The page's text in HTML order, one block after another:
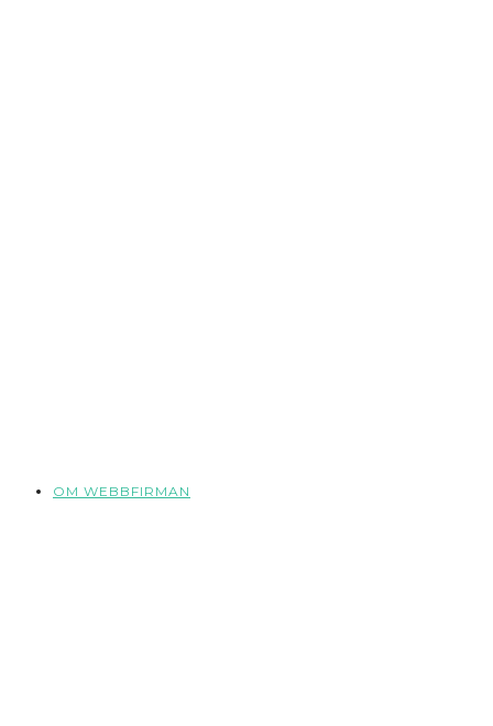
OM WEBBFIRMAN